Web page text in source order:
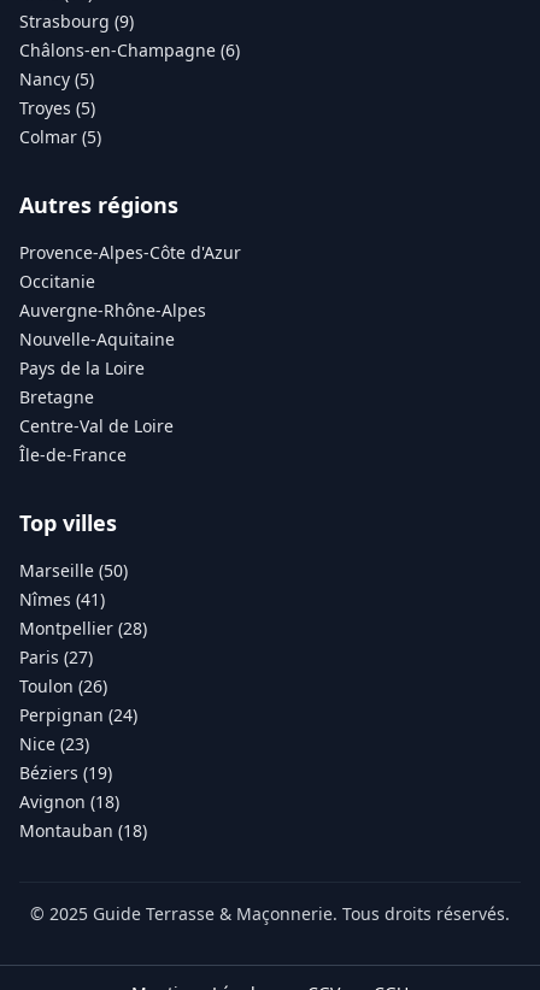
Strasbourg (9)
Châlons-en-Champagne (6)
Nancy (5)
Troyes (5)
Colmar (5)
Autres régions
Provence-Alpes-Côte d'Azur
Occitanie
Auvergne-Rhône-Alpes
Nouvelle-Aquitaine
Pays de la Loire
Bretagne
Centre-Val de Loire
Île-de-France
Top villes
Marseille (50)
Nîmes (41)
Montpellier (28)
Paris (27)
Toulon (26)
Perpignan (24)
Nice (23)
Béziers (19)
Avignon (18)
Montauban (18)
© 2025 Guide Terrasse & Maçonnerie. Tous droits réservés.